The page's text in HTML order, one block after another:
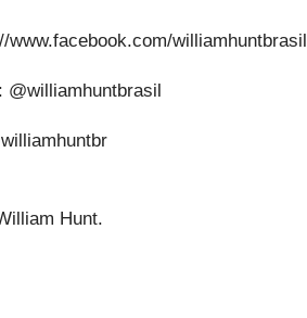
www.facebook.com/williamhuntbrasil
@williamhuntbrasil
Hunt.